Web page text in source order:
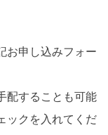
お申し込みフォー
配することも可能
ックを入れてくだ